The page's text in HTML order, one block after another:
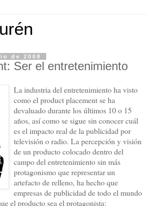
de 2008
Ser el entretenimiento
La industria del entretenimiento ha visto
como el product placement se ha
devaluado durante los últimos 10 o 15
años, así como se sigue sin conocer cuál
es el impacto real de la publicidad por
televisión o radio. La percepción y visión
de un producto colocado dentro del
campo del entretenimiento sin más
protagonismo que representar un
artefacto de relleno, ha hecho que
empresas de publicidad de todo el mundo
el producto sea el protagonista: